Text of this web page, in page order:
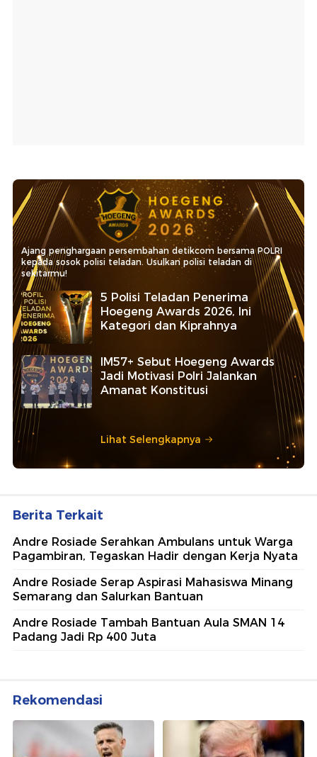
Ajang penghargaan persembahan detikcom bersama POLRI
kepada sosok polisi teladan. Usulkan polisi teladan di
sekitarmu!
5 Polisi Teladan Penerima
Hoegeng Awards 2026, Ini
Kategori dan Kiprahnya
IM57+ Sebut Hoegeng Awards
Jadi Motivasi Polri Jalankan
Amanat Konstitusi
Lihat Selengkapnya
Berita Terkait
Andre Rosiade Serahkan Ambulans untuk Warga
Pagambiran, Tegaskan Hadir dengan Kerja Nyata
Andre Rosiade Serap Aspirasi Mahasiswa Minang
Semarang dan Salurkan Bantuan
Andre Rosiade Tambah Bantuan Aula SMAN 14
Padang Jadi Rp 400 Juta
Rekomendasi